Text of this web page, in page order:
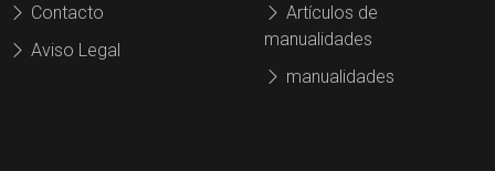
Contacto
Aviso Legal
Artículos de
manualidades
manualidades